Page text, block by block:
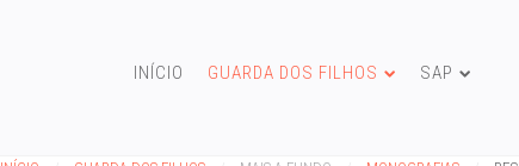
INÍCIO GUARDA DOS FILHOS SAP